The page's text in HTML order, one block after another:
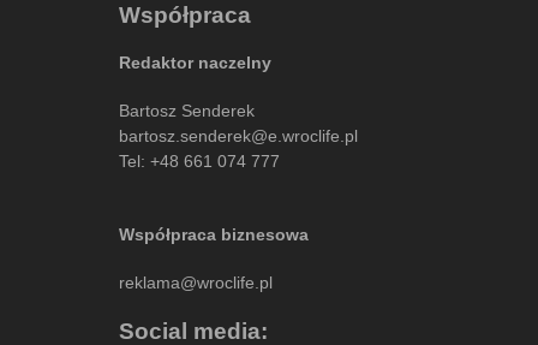
Współpraca
Redaktor naczelny
Bartosz Senderek
bartosz.senderek@e.wroclife.pl
Tel: +48 661 074 777
Współpraca biznesowa
reklama@wroclife.pl
Social media: